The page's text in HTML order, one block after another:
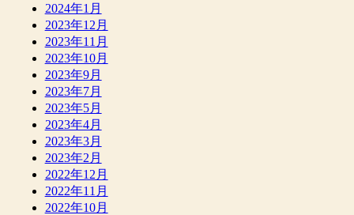
2024年1月
2023年12月
2023年11月
2023年10月
2023年9月
2023年7月
2023年5月
2023年4月
2023年3月
2023年2月
2022年12月
2022年11月
2022年10月